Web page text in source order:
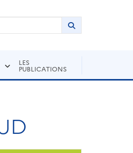
Inventaire Rechercher
Lancer la
LES
PUBLICATIONS